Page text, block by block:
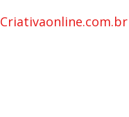
Criativaonline.com.br